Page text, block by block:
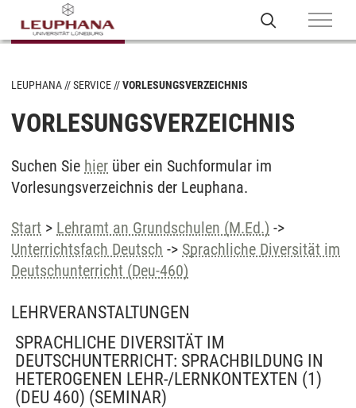
LEUPHANA SERVICE VORLESUNGSVERZEICHNIS
VORLESUNGSVERZEICHNIS
Suchen Sie hier über ein Suchformular im
Vorlesungsverzeichnis der Leuphana.
Start > Lehramt an Grundschulen (M.Ed.) ->
Unterrichtsfach Deutsch -> Sprachliche Diversität im
Deutschunterricht (Deu-460)
LEHRVERANSTALTUNGEN
SPRACHLICHE DIVERSITÄT IM
DEUTSCHUNTERRICHT: SPRACHBILDUNG IN
HETEROGENEN LEHR-/LERNKONTEXTEN (1)
(DEU 460) (SEMINAR)